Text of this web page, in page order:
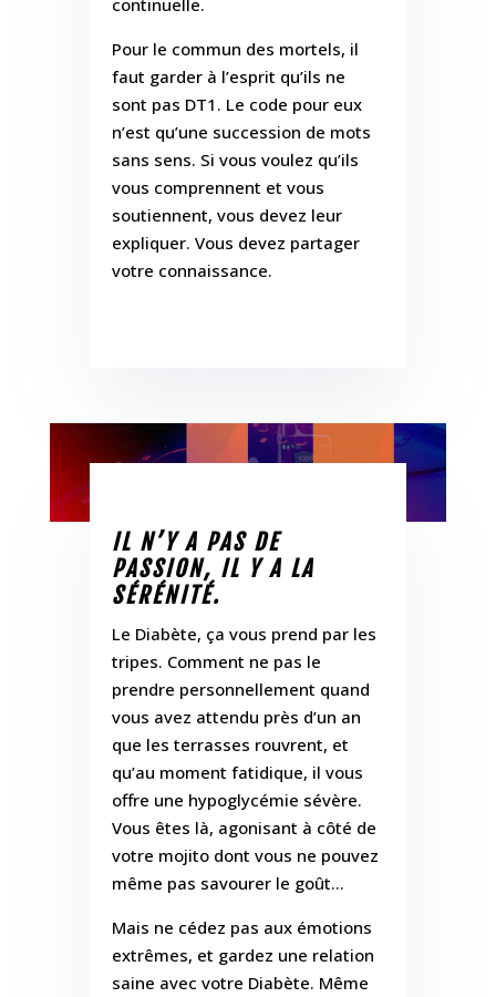
Pour le commun des mortels, il
faut garder à l’esprit qu’ils ne
sont pas DT1. Le code pour eux
n’est qu’une succession de mots
sans sens. Si vous voulez qu’ils
vous comprennent et vous
soutiennent, vous devez leur
expliquer. Vous devez partager
votre connaissance.
IL N’Y A PAS DE
PASSION, IL Y A LA
SÉRÉNITÉ.
Le Diabète, ça vous prend par les
tripes. Comment ne pas le
prendre personnellement quand
vous avez attendu près d’un an
que les terrasses rouvrent, et
qu’au moment fatidique, il vous
offre une hypoglycémie sévère.
Vous êtes là, agonisant à côté de
votre mojito dont vous ne pouvez
même pas savourer le goût…
Mais ne cédez pas aux émotions
extrêmes, et gardez une relation
saine avec votre Diabète. Même